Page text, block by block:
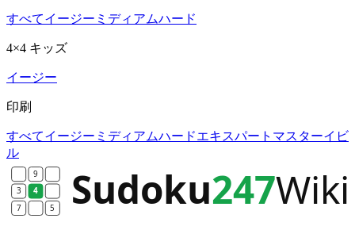
すべてイージー ミディアムハード
4×4 キッズ
イージー
印刷
すべてイージー ミディアムハードエキスパート マスターイビ
ル